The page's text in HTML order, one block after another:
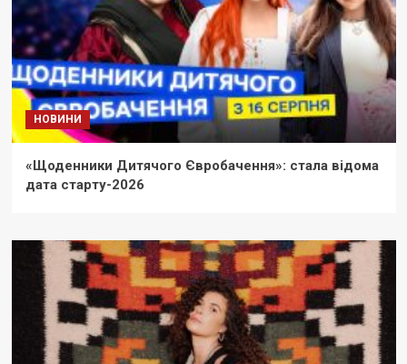
НОВИНИ
«Щоденники Дитячого Євробачення»: стала відома
дата старту-2026